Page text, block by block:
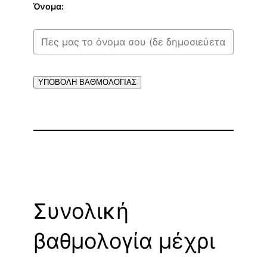
Όνομα:
ΥΠΟΒΟΛΗ ΒΑΘΜΟΛΟΓΙΑΣ
Συνολική
βαθμολογία μέχρι